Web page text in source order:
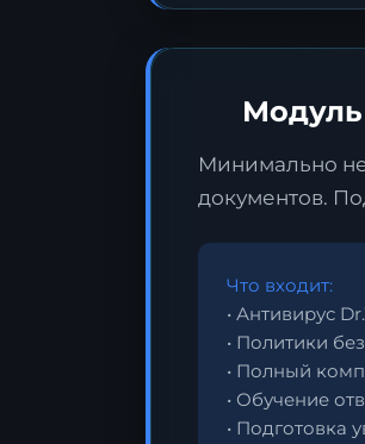
Модуль
Минимально
документов.
Что входит:
• Антивирус
• Политики
• Полный
• Обучение
• Подготовка